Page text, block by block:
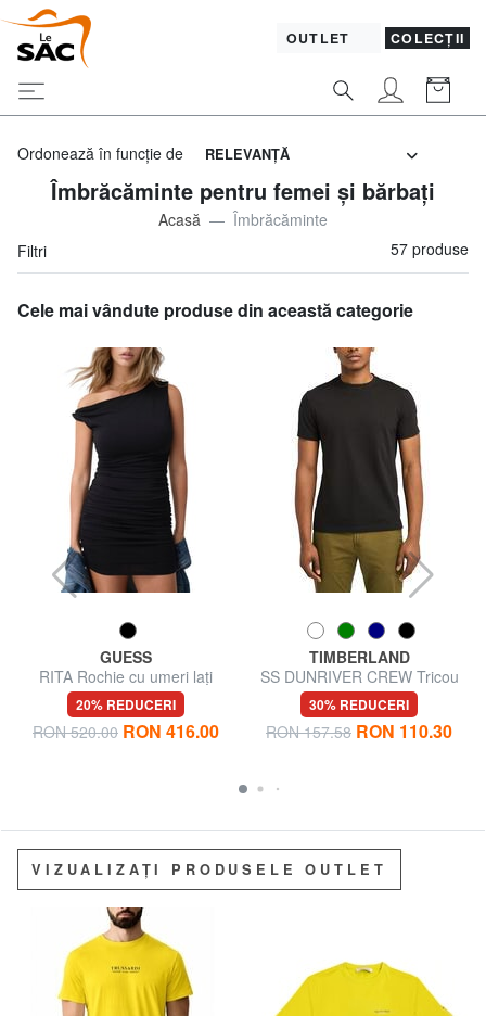
OUTLET COLECȚII
Ordonează în funcţie de RELEVANŢĂ
Îmbrăcăminte pentru femei și bărbați
Acasă
Îmbrăcăminte
Filtri
57 produse
Cele mai vândute produse din această categorie
GUESS
RITA Rochie cu umeri lați
20% REDUCERI
RON 520.00 RON 416.00
TIMBERLAND
SS DUNRIVER CREW Tricou
din bumbac
30% REDUCERI
RON 157.58 RON 110.30
VIZUALIZAȚI PRODUSELE OUTLET